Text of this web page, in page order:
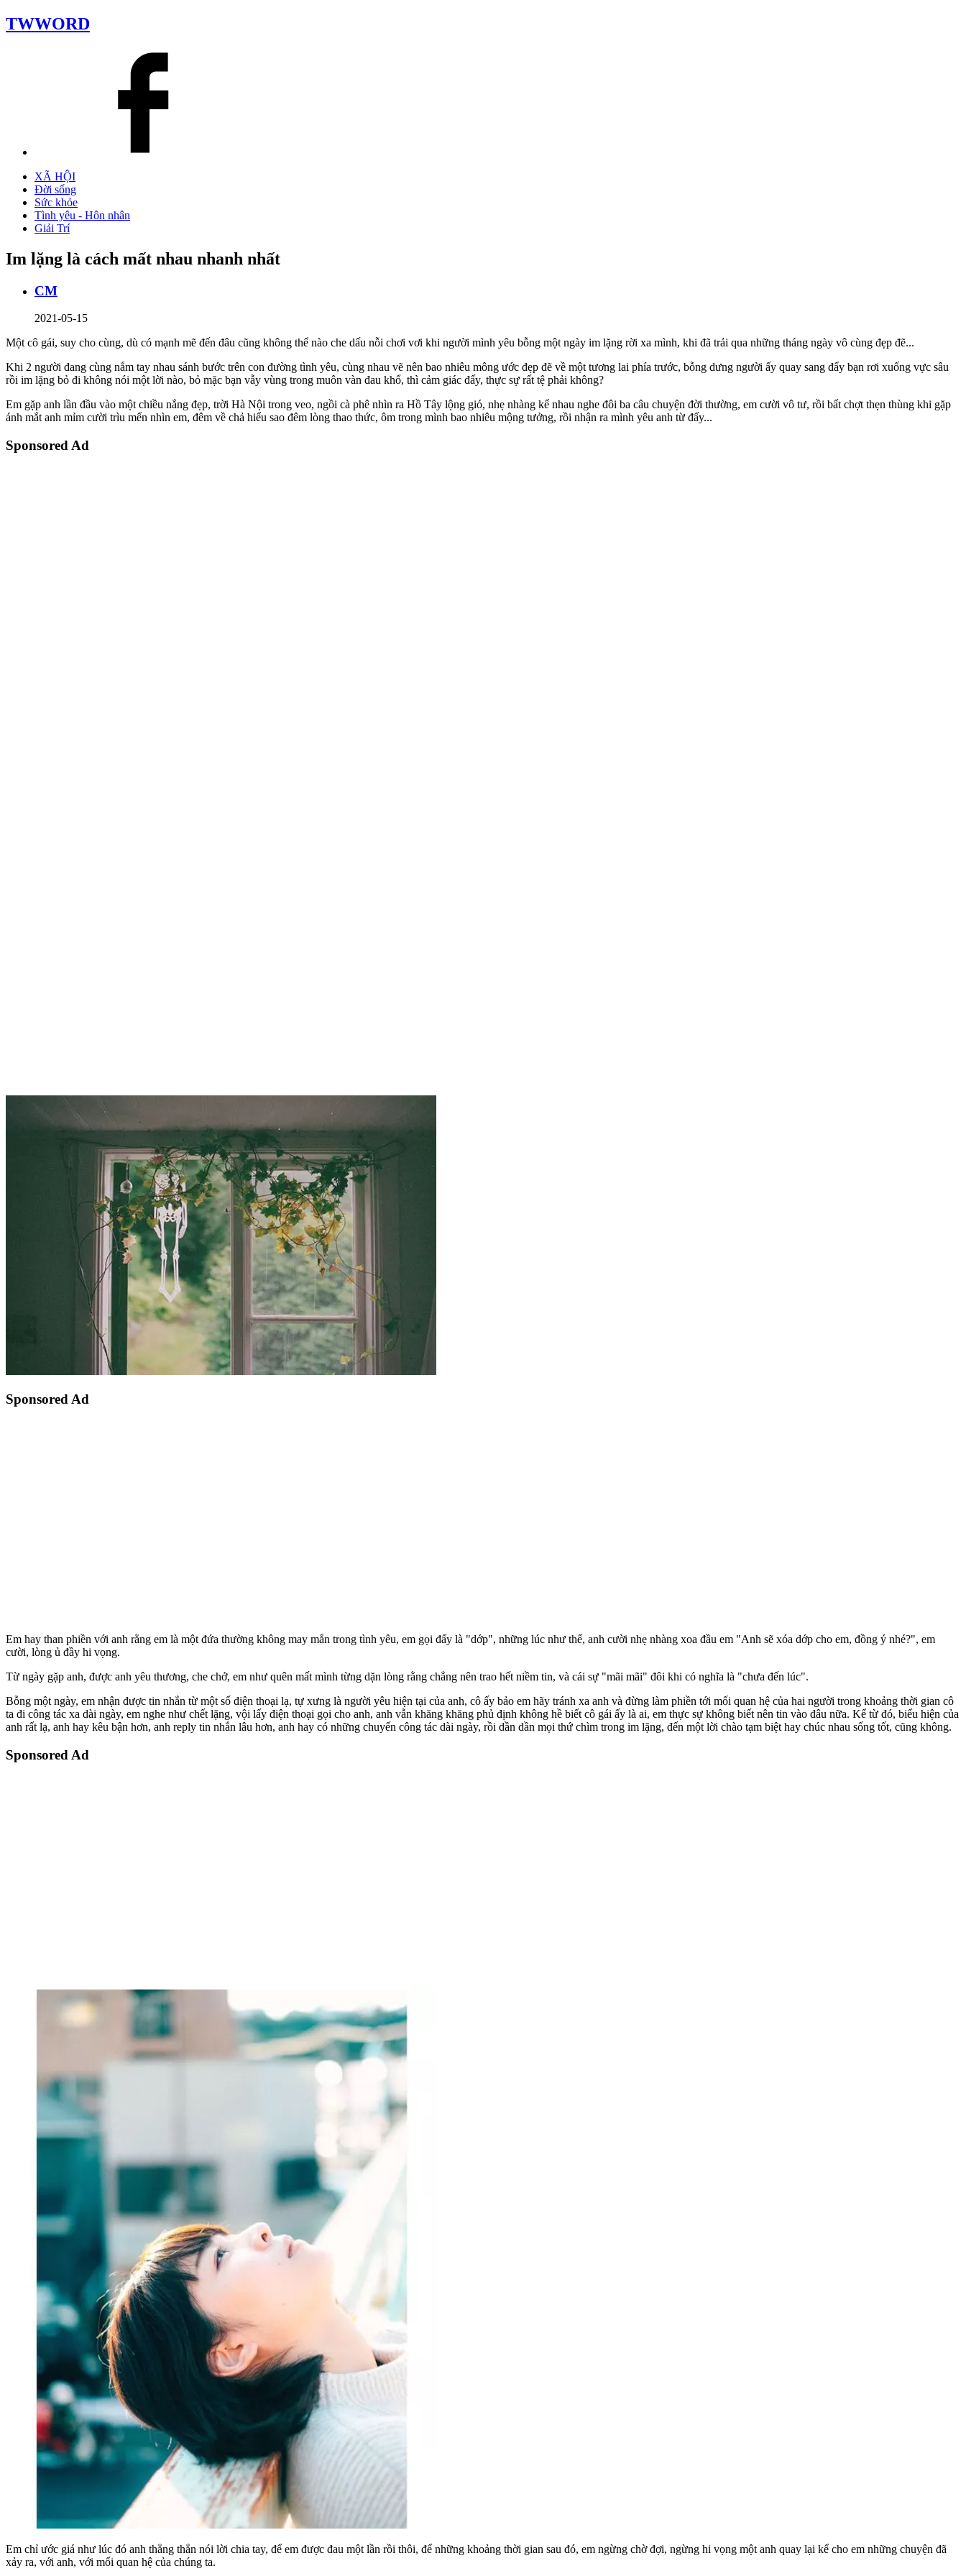
TWWORD
XÃ HỘI
Đời sống
Sức khỏe
Tình yêu - Hôn nhân
Giải Trí
Im lặng là cách mất nhau nhanh nhất
CM
2021-05-15
Một cô gái, suy cho cùng, dù có mạnh mẽ đến đâu cũng không thể nào che dấu nỗi chơi vơi khi người mình yêu bỗng một ngày im lặng rời xa mình, khi đã trải qua những tháng ngày vô cùng đẹp đẽ...
Khi 2 người đang cùng nắm tay nhau sánh bước trên con đường tình yêu, cùng nhau vẽ nên bao nhiêu mông ước đẹp đẽ về một tương lai phía trước, bỗng dưng người ấy quay sang đẩy bạn rơi xuống vực sâu
rồi im lặng bỏ đi không nói một lời nào, bỏ mặc bạn vẫy vùng trong muôn vàn đau khổ, thì cảm giác đấy, thực sự rất tệ phải không?
Em gặp anh lần đầu vào một chiều nắng đẹp, trời Hà Nội trong veo, ngồi cà phê nhìn ra Hồ Tây lộng gió, nhẹ nhàng kể nhau nghe đôi ba câu chuyện đời thường, em cười vô tư, rồi bất chợt thẹn thùng khi gặp
ánh mắt anh mỉm cười trìu mến nhìn em, đêm về chả hiểu sao đêm lòng thao thức, ôm trong mình bao nhiêu mộng tưởng, rồi nhận ra mình yêu anh từ đấy...
Sponsored Ad
Sponsored Ad
Em hay than phiền với anh rằng em là một đứa thường không may mắn trong tình yêu, em gọi đấy là "dớp", những lúc như thế, anh cười nhẹ nhàng xoa đầu em "Anh sẽ xóa dớp cho em, đồng ý nhé?", em
cười, lòng ủ đầy hi vọng.
Từ ngày gặp anh, được anh yêu thương, che chở, em như quên mất mình từng dặn lòng rằng chẳng nên trao hết niềm tin, và cái sự "mãi mãi" đôi khi có nghĩa là "chưa đến lúc".
Bỗng một ngày, em nhận được tin nhắn từ một số điện thoại lạ, tự xưng là người yêu hiện tại của anh, cô ấy bảo em hãy tránh xa anh và đừng làm phiền tới mối quan hệ của hai người trong khoảng thời gian cô
ta đi công tác xa dài ngày, em nghe như chết lặng, vội lấy điện thoại gọi cho anh, anh vẫn khăng khăng phủ định không hề biết cô gái ấy là ai, em thực sự không biết nên tin vào đâu nữa. Kể từ đó, biểu hiện của
anh rất lạ, anh hay kêu bận hơn, anh reply tin nhắn lâu hơn, anh hay có những chuyến công tác dài ngày, rồi dần dần mọi thứ chìm trong im lặng, đến một lời chào tạm biệt hay chúc nhau sống tốt, cũng không.
Sponsored Ad
Em chỉ ước giá như lúc đó anh thẳng thắn nói lời chia tay, để em được đau một lần rồi thôi, để những khoảng thời gian sau đó, em ngừng chờ đợi, ngừng hi vọng một anh quay lại kể cho em những chuyện đã
xảy ra, với anh, với mối quan hệ của chúng ta.